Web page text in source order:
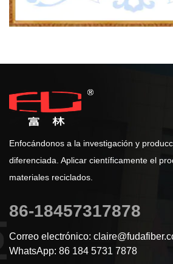
Enfocándonos a la investigación y
diferenciada. Aplicar científicamente el
materiales reciclados.
86-18457317878
Correo electrónico:
WhatsApp: 86 184 5731 7878